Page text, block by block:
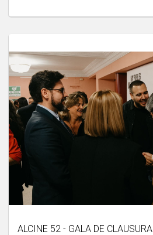
ALCINE 52 - GALA DE CLAUSURA